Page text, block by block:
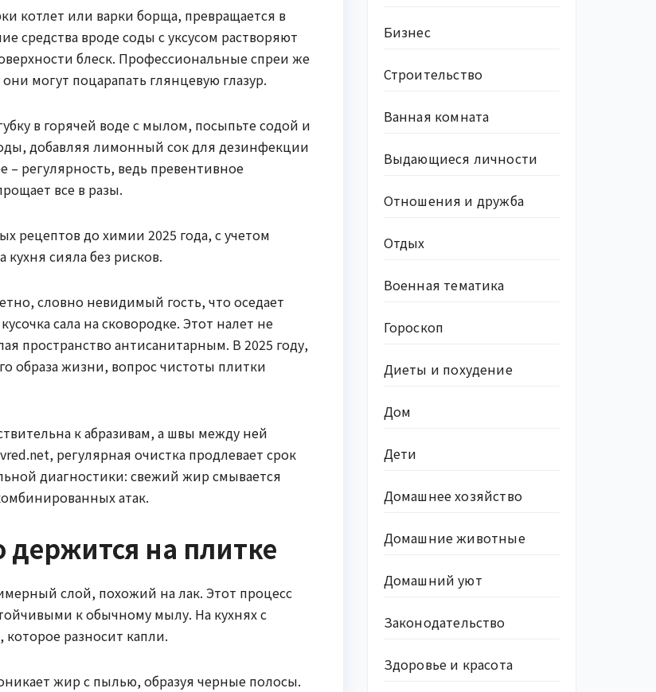
котлет или варки борща, превращается в
средства вроде соды с уксусом растворяют
блеск. Профессиональные спреи же
могут поцарапать глянцевую глазур.
в горячей воде с мылом, посыпьте содой и
добавляя лимонный сок для дезинфекции
– регулярность, ведь превентивное
все в разы.
рецептов до химии 2025 года, с учетом
сияла без рисков.
словно невидимый гость, что оседает
сала на сковородке. Этот налет не
пространство антисанитарным. В 2025 году,
образа жизни, вопрос чистоты плитки
к абразивам, а швы между ней
регулярная очистка продлевает срок
диагностики: свежий жир смывается
атак.
на плитке
слой, похожий на лак. Этот процесс
к обычному мылу. На кухнях с
разносит капли.
жир с пылью, образуя черные полосы.
Бизнес
Строительство
Ванная комната
Выдающиеся личности
Отношения и дружба
Отдых
Военная тематика
Гороскоп
Диеты и похудение
Дом
Дети
Домашнее хозяйство
Домашние животные
Домашний уют
Законодательство
Здоровье и красота